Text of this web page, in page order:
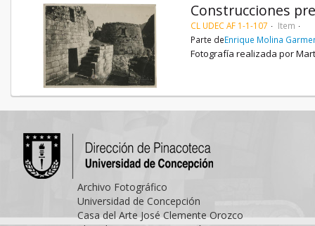
Construcciones
CL UDEC AF 1-1-107
Item
Parte deEnrique Molina
Fotografía realizada por
Archivo Fotográfico
Universidad de Concepción
Casa del Arte José Clemente Orozco